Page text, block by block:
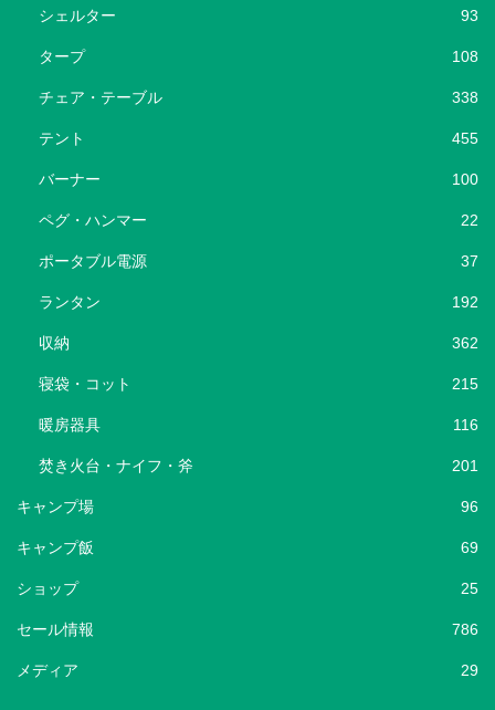
シェルター 93
タープ 108
チェア・テーブル 338
テント 455
バーナー 100
ペグ・ハンマー 22
ポータブル電源 37
ランタン 192
収納 362
寝袋・コット 215
暖房器具 116
焚き火台・ナイフ・斧 201
キャンプ場 96
キャンプ飯 69
ショップ 25
セール情報 786
メディア 29